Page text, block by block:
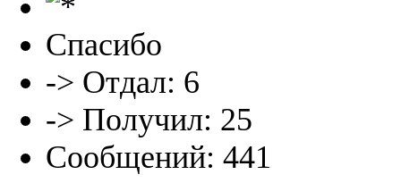
Спасибо
-> Отдал: 6
-> Получил: 25
Сообщений: 441